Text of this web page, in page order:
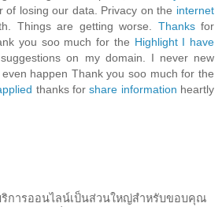
of losing our data. Privacy on the internet
Things are getting worse. Thanksfor
you soo much for the Highlight I have
on my domain. I never new
even happen Thank you soo much for the
thanks forshare information heartly
ริการออนไลน์เป็นส่วนใหญ่สำหรับขอบคุณ